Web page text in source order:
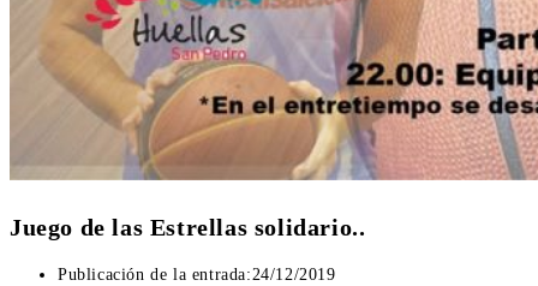
Juego de las Estrellas solidario..
Publicación de la entrada:24/12/2019